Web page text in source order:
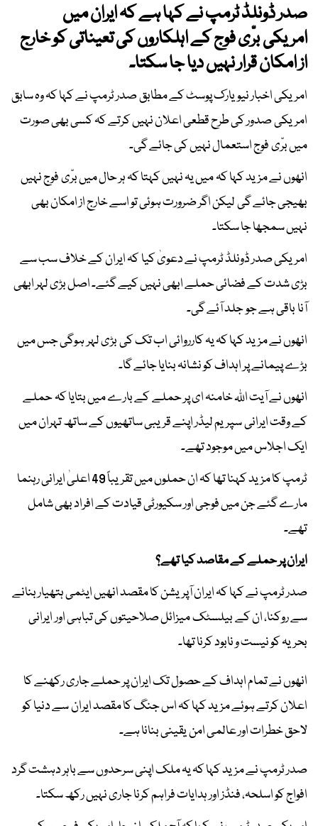
صدر ڈونلڈ ٹرمپ نے کہا ہے کہ ایران میں
امریکی برّی فوج کے اہلکاروں کی تعیناتی کو خارج
از امکان قرار نہیں دیا جا سکتا۔
امریکی اخبار نیویارک پوسٹ کے مطابق صدر ٹرمپ نے کہا کہ وہ سابق
امریکی صدور کی طرح قطعی اعلان نہیں کرتے کہ کسی بھی صورت
میں برّی فوج استعمال نہیں کی جائے گی۔
انھوں نے مزید کہا کہ میں یہ نہیں کہتا کہ ہر حال میں برّی فوج نہیں
بھیجی جائے گی لیکن اگر ضرورت ہوئی تو اسے خارج از امکان بھی
نہیں سمجھا جا سکتا۔
امریکی صدر ڈونلڈ ٹرمپ نے دعویٰ کیا کہ ایران کے خلاف سب سے
بڑی شدت کے فضائی حملے ابھی نہیں کیے گئے۔ اصل بڑی لہر ابھی
آنا باقی ہے جو جلد آئے گی۔
انھوں نے مزید کہا کہ یہ کارروائی اب تک کی بڑی لہر ہوگی جس میں
بڑے پیمانے پر اہداف کو نشانہ بنایا جائے گا۔
انھوں نے آیت اللہ خامنہ ای پر حملے کے بارے میں بتایا کہ حملے
کے وقت ایرانی سپریم لیڈر اپنے قریبی ساتھیوں کے ساتھ تہران میں
ایک اجلاس میں موجود تھے۔
ٹرمپ کا مزید کہنا تھا کہ ان حملوں میں تقریباً 49 اعلیٰ ایرانی رہنما
مارے گئے جن میں فوجی اور سکیورٹی قیادت کے افراد بھی شامل
تھے۔
ایران پر حملے کے مقاصد کیا تھے؟
صدر ٹرمپ نے کہا کہ ایران آپریشن کا مقصد انھیں ایٹمی ہتھیار بنانے
سے روکنا، ان کے بیلسٹک میزائل صلاحیتوں کی تباہی اور ایرانی
بحریہ کو نیست و نابود کرنا تھا۔
انھوں نے تمام اہداف کے حصول تک ایران پر حملے جاری رکھنے کا
اعلان کرتے ہوئے مزید کہا کہ اس جنگ کا مقصد ایران سے دنیا کو
لاحق خطرات اور عالمی امن یقینی بنانا ہے۔
صدر ٹرمپ نے مزید کہا کہ یہ ملک اپنی سرحدوں سے باہر دہشت گرد
افواج کو اسلحہ، فنڈز اور ہدایات فراہم کرنا جاری نہیں رکھ سکتا۔